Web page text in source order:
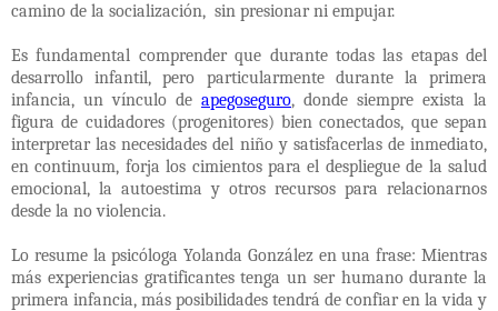
camino de la socialización, sin presionar ni empujar.
Es fundamental comprender que durante todas las etapas del
desarrollo infantil, pero particularmente durante la primera
infancia, un vínculo de apegoseguro, donde siempre exista la
figura de cuidadores (progenitores) bien conectados, que sepan
interpretar las necesidades del niño y satisfacerlas de inmediato,
en continuum, forja los cimientos para el despliegue de la salud
emocional, la autoestima y otros recursos para relacionarnos
desde la no violencia.
Lo resume la psicóloga Yolanda González en una frase: Mientras
más experiencias gratificantes tenga un ser humano durante la
primera infancia, más posibilidades tendrá de confiar en la vida y